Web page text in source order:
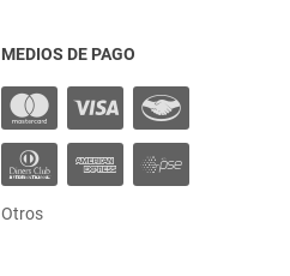
MEDIOS DE PAGO
Otros